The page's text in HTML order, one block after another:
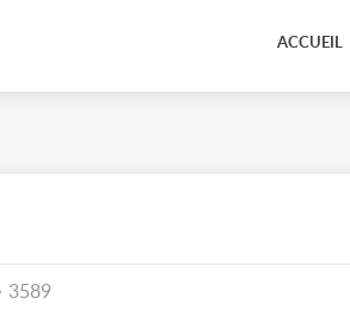
ACCUEIL
3589